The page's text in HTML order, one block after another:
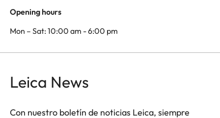
Opening hours
Mon – Sat: 10:00 am - 6:00 pm
Leica News
Con nuestro boletín de noticias Leica, siempre